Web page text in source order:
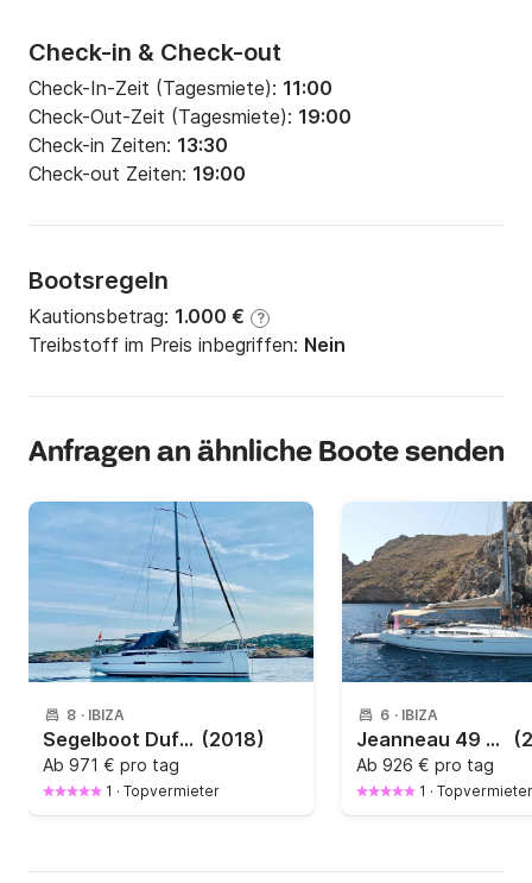
Check-in & Check-out
Check-In-Zeit (Tagesmiete): 11:00
Check-Out-Zeit (Tagesmiete): 19:00
Check-in Zeiten: 13:30
Check-out Zeiten: 19:00
Bootsregeln
Kautionsbetrag: 1.000 € ?
Treibstoff im Preis inbegriffen: Nein
Anfragen an ähnliche Boote senden
8 · IBIZA
Segelboot Dufour Grand large 460 14m (2018)
Ab 971 € pro tag
1 · Topvermieter
6 · IBIZA
Jeanneau 49 – Eignerversion | Refit 2024 | Mit Generator & Wasseraufbereiter
Ab 926 € pro tag
1 · Topvermieter